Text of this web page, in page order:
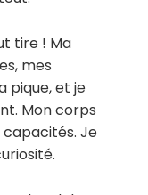
tire ! Ma
mes
pique, et je
Mon corps
Je